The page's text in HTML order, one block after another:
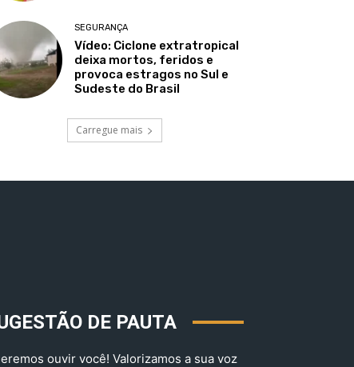
SEGURANÇA
Vídeo: Ciclone extratropical
deixa mortos, feridos e
provoca estragos no Sul e
Sudeste do Brasil
Carregue mais
DE PAUTA
ouvir você! Valorizamos a sua voz